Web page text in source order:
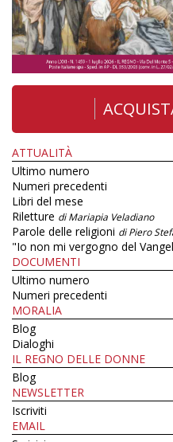
ATTUALITÀ
Ultimo numero
Numeri precedenti
Libri del mese
Riletture di Mariapia Veladiano
Parole delle religioni di Piero
"Io non mi vergogno del
DOCUMENTI
Ultimo numero
Numeri precedenti
MORALIA
Blog
Dialoghi
IL REGNO DELLE DONNE
Blog
NEWSLETTER
Iscriviti
EMAIL